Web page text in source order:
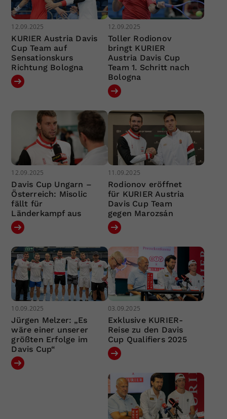
12.09.2025
KURIER Austria Davis
Cup Team auf
Sensationskurs
Richtung Bologna
12.09.2025
Toller Rodionov
bringt KURIER
Austria Davis Cup
Team 1. Schritt nach
Bologna
12.09.2025
Davis Cup Ungarn –
Österreich: Misolic
fällt für
Länderkampf aus
11.09.2025
Rodionov eröffnet
für KURIER Austria
Davis Cup Team
gegen Marozsán
10.09.2025
Jürgen Melzer: „Es
wäre einer unserer
größten Erfolge im
Davis Cup“
03.09.2025
Exklusive KURIER-
Reise zu den Davis
Cup Qualifiers 2025